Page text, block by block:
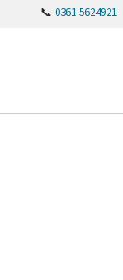
📞 0361 5624921